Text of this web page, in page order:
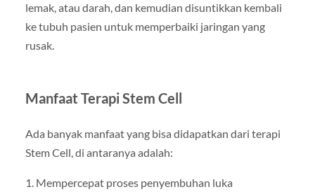
lemak, atau darah, dan kemudian disuntikkan kembali
ke tubuh pasien untuk memperbaiki jaringan yang
rusak.
Manfaat Terapi Stem Cell
Ada banyak manfaat yang bisa didapatkan dari terapi
Stem Cell, di antaranya adalah:
1. Mempercepat proses penyembuhan luka